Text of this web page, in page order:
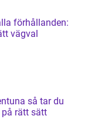
förhållanden:
vägval
tar du
rätt sätt